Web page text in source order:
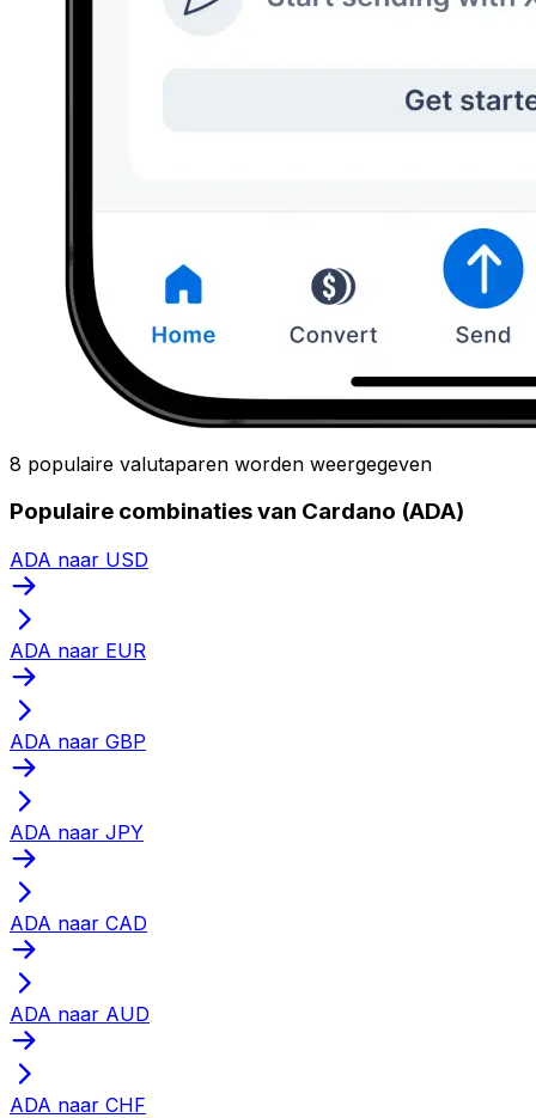
8 populaire valutaparen worden weergegeven
Populaire combinaties van Cardano (ADA)
ADA naar USD
ADA naar EUR
ADA naar GBP
ADA naar JPY
ADA naar CAD
ADA naar AUD
ADA naar CHF